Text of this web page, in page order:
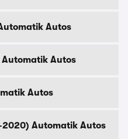
Autos
Automatik Autos
Autos
2020) Automatik Autos